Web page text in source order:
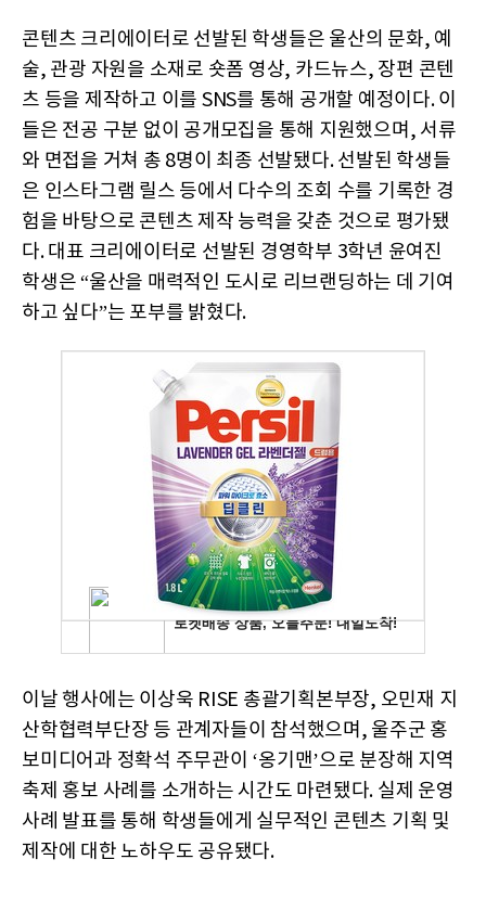
콘텐츠 크리에이터로 선발된 학생들은 울산의 문화, 예
술, 관광 자원을 소재로 숏폼 영상, 카드뉴스, 장편 콘텐
츠 등을 제작하고 이를 SNS를 통해 공개할 예정이다. 이
들은 전공 구분 없이 공개모집을 통해 지원했으며, 서류
와 면접을 거쳐 총 8명이 최종 선발됐다. 선발된 학생들
은 인스타그램 릴스 등에서 다수의 조회 수를 기록한 경
험을 바탕으로 콘텐츠 제작 능력을 갖춘 것으로 평가됐
다. 대표 크리에이터로 선발된 경영학부 3학년 윤여진
학생은 “울산을 매력적인 도시로 리브랜딩하는 데 기여
하고 싶다”는 포부를 밝혔다.
이날 행사에는 이상욱 RISE 총괄기획본부장, 오민재 지
산학협력부단장 등 관계자들이 참석했으며, 울주군 홍
보미디어과 정확석 주무관이 ‘옹기맨’으로 분장해 지역
축제 홍보 사례를 소개하는 시간도 마련됐다. 실제 운영
사례 발표를 통해 학생들에게 실무적인 콘텐츠 기획 및
제작에 대한 노하우도 공유됐다.